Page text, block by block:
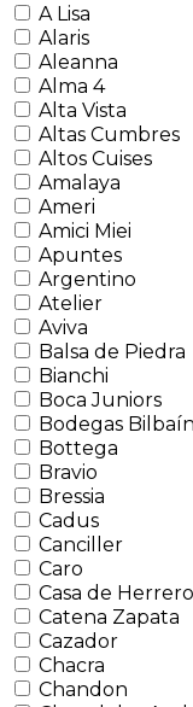
A Lisa
Alaris
Aleanna
Alma 4
Alta Vista
Altas Cumbres
Altos Cuises
Amalaya
Ameri
Amici Miei
Apuntes
Argentino
Atelier
Aviva
Balsa de Piedra
Bianchi
Boca Juniors
Bodegas
Bottega
Bravio
Bressia
Cadus
Canciller
Caro
Casa de Herrero
Catena Zapata
Cazador
Chacra
Chandon